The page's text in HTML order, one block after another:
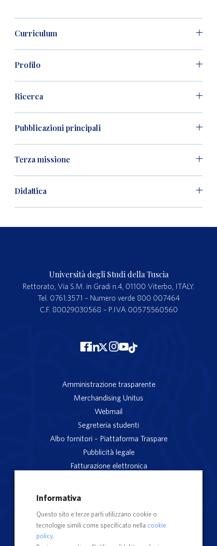
Curriculum
Profilo
Ricerca
Pubblicazioni principali
Terza missione
Didattica
Università degli Studi della Tuscia
Rettorato, Via S.M. in Gradi n.4, 01100 Viterbo, ITALY.
Tel. 0761.3571 – Numero verde 800 007464
C.F. 80029030568 – P.IVA 00575560560
Amministrazione trasparente
Merchandising Unitus
Webmail
Segreteria studenti
Albo fornitori – Piattaforma Traspare
Pubblicità legale
Fatturazione elettronica
Servizio reclami
Informativa
Questo sito e terze parti utilizzano cookie o
tecnologie simili come specificato nella cookie
policy.